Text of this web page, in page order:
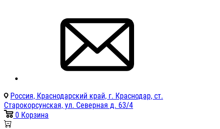
Россия, Краснодарский край, г. Краснодар, ст.
Старокорсунская, ул. Северная д. 63/4
0 Корзина